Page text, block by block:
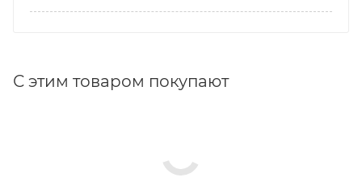
С этим товаром покупают